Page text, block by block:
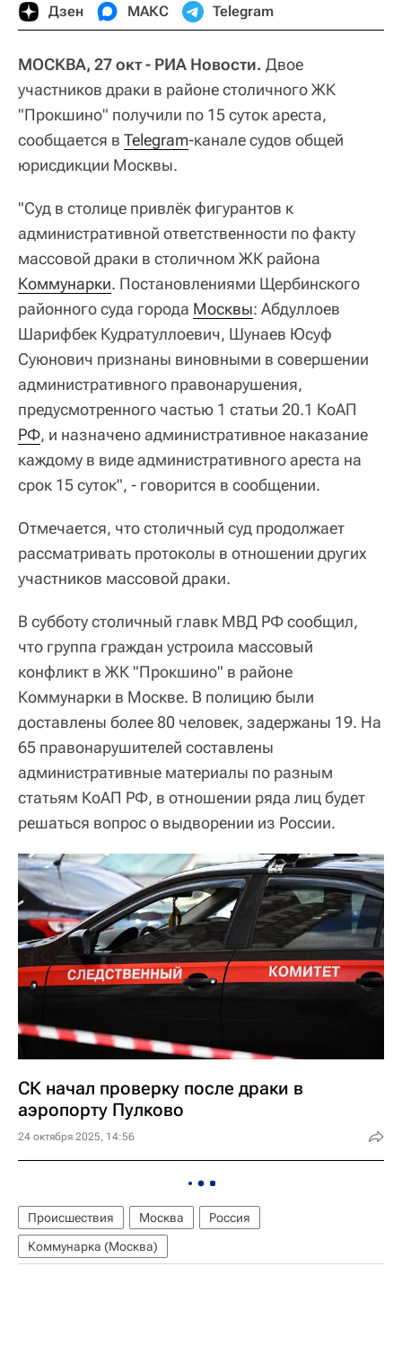
Дзен МАКС Telegram
МОСКВА, 27 окт - РИА Новости. Двое
участников драки в районе столичного ЖК
"Прокшино" получили по 15 суток ареста,
сообщается в Telegram-канале судов общей
юрисдикции Москвы.
"Суд в столице привлёк фигурантов к
административной ответственности по факту
массовой драки в столичном ЖК района
Коммунарки. Постановлениями Щербинского
районного суда города Москвы: Абдуллоев
Шарифбек Кудратуллоевич, Шунаев Юсуф
Суюнович признаны виновными в совершении
административного правонарушения,
предусмотренного частью 1 статьи 20.1 КоАП
РФ, и назначено административное наказание
каждому в виде административного ареста на
срок 15 суток", - говорится в сообщении.
Отмечается, что столичный суд продолжает
рассматривать протоколы в отношении других
участников массовой драки.
В субботу столичный главк МВД РФ сообщил,
что группа граждан устроила массовый
конфликт в ЖК "Прокшино" в районе
Коммунарки в Москве. В полицию были
доставлены более 80 человек, задержаны 19. На
65 правонарушителей составлены
административные материалы по разным
статьям КоАП РФ, в отношении ряда лиц будет
решаться вопрос о выдворении из России.
СК начал проверку после драки в
аэропорту Пулково
24 октября 2025, 14:56
Происшествия Москва
Россия
Коммунарка (Москва)